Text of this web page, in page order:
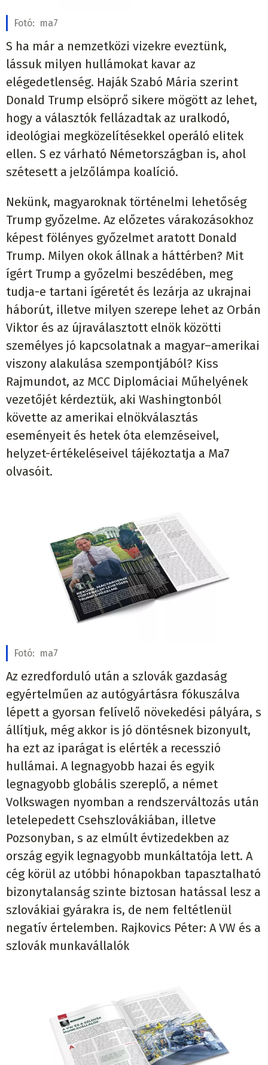
Fotó: ma7
S ha már a nemzetközi vizekre eveztünk,
lássuk milyen hullámokat kavar az
elégedetlenség. Haják Szabó Mária szerint
Donald Trump elsöprő sikere mögött az lehet,
hogy a választók fellázadtak az uralkodó,
ideológiai megközelítésekkel operáló elitek
ellen. S ez várható Németországban is, ahol
szétesett a jelzőlámpa koalíció.
Nekünk, magyaroknak történelmi lehetőség
Trump győzelme. Az előzetes várakozásokhoz
képest fölényes győzelmet aratott Donald
Trump. Milyen okok állnak a háttérben? Mit
ígért Trump a győzelmi beszédében, meg
tudja-e tartani ígéretét és lezárja az ukrajnai
háborút, illetve milyen szerepe lehet az Orbán
Viktor és az újraválasztott elnök közötti
személyes jó kapcsolatnak a magyar–amerikai
viszony alakulása szempontjából? Kiss
Rajmundot, az MCC Diplomáciai Műhelyének
vezetőjét kérdeztük, aki Washingtonból
követte az amerikai elnökválasztás
eseményeit és hetek óta elemzéseivel,
helyzet-értékeléseivel tájékoztatja a Ma7
olvasóit.
Fotó: ma7
Az ezredforduló után a szlovák gazdaság
egyértelműen az autógyártásra fókuszálva
lépett a gyorsan felívelő növekedési pályára, s
állítjuk, még akkor is jó döntésnek bizonyult,
ha ezt az iparágat is elérték a recesszió
hullámai. A legnagyobb hazai és egyik
legnagyobb globális szereplő, a német
Volkswagen nyomban a rendszerváltozás után
letelepedett Csehszlovákiában, illetve
Pozsonyban, s az elmúlt évtizedekben az
ország egyik legnagyobb munkáltatója lett. A
cég körül az utóbbi hónapokban tapasztalható
bizonytalanság szinte biztosan hatással lesz a
szlovákiai gyárakra is, de nem feltétlenül
negatív értelemben. Rajkovics Péter: A VW és a
szlovák munkavállalók